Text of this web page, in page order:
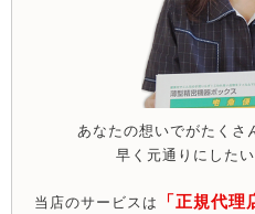
あなたの想いでがたくさ
早く元通りにした
当店のサービスは
「正規代理